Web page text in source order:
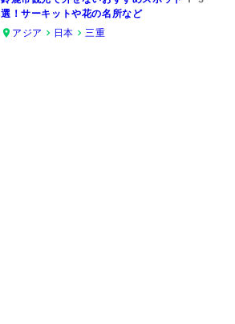
選！サーキットや花の名所など
アジア
日本 三重